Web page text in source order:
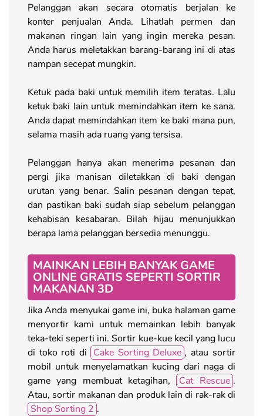
Pelanggan akan secara otomatis berjalan ke
konter penjualan Anda. Lihatlah permen dan
makanan ringan lain yang ingin mereka pesan.
Anda harus meletakkan barang-barang ini di atas
nampan secepat mungkin.
Ketuk pada baki untuk memilih item teratas. Lalu
ketuk baki lain untuk memindahkan item ke sana.
Anda dapat memindahkan item ke baki mana pun,
selama masih ada ruang yang tersisa.
Pelanggan hanya akan menerima pesanan dan
pergi jika manisan diletakkan di baki dengan
urutan yang benar. Salin pesanan dengan tepat,
dan pastikan baki sudah siap sebelum pelanggan
kehabisan kesabaran. Bilah hijau menunjukkan
berapa lama pelanggan bersedia menunggu.
MAINKAN LEBIH BANYAK GAME
ONLINE GRATIS SEPERTI SORTIR
MAKANAN 3D
Jika Anda menyukai game ini, buka halaman game
menyortir kami untuk memainkan lebih banyak
teka-teki seperti ini. Sortir kue-kue kecil yang lucu
di toko roti di Cake Sorting Deluxe , atau sortir
mobil untuk menyelamatkan kucing dari naga di
game yang membuat ketagihan,
Cat Rescue .
Atau, sortir makanan dan produk lain di rak-rak di
Shop Sorting 2 .